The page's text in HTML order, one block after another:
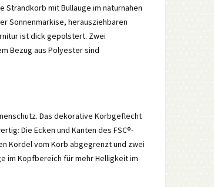
Strandkorb mit Bullauge im naturnahen
Sonnenmarkise, herausziehbaren
ist dick gepolstert. Zwei
Bezug aus Polyester sind
Das dekorative Korbgeflecht
Die Ecken und Kanten des FSC®-
Kordel vom Korb abgegrenzt und zwei
im Kopfbereich für mehr Helligkeit im